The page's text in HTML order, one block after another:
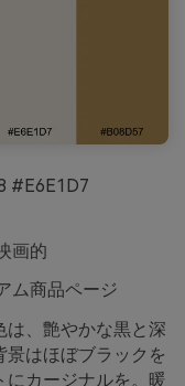
#E6E1D7
画的
ム商品ページ
は、艶やかな黒と深
はほぼブラックを
カージナルを。暖